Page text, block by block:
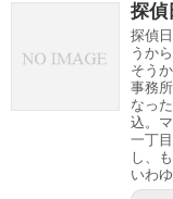
探偵
探偵
うか
そう
事務
なっ
込。
一丁
し、
いわ